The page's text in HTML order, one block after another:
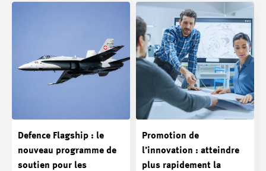
Defence Flagship : le
nouveau programme de
soutien pour les
Promotion de
l’innovation : atteindre
plus rapidement la